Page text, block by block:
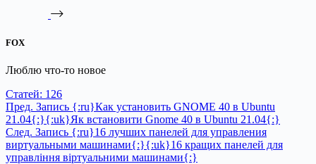
FOX
Люблю что-то новое
Статей: 126
Пред. Запись {:ru}Как установить GNOME 40 в Ubuntu
21.04{:}{:uk}Як встановити Gnome 40 в Ubuntu 21.04{:}
След. Запись {:ru}16 лучших панелей для управления
виртуальными машинами{:}{:uk}16 кращих панелей для
управління віртуальними машинами{:}